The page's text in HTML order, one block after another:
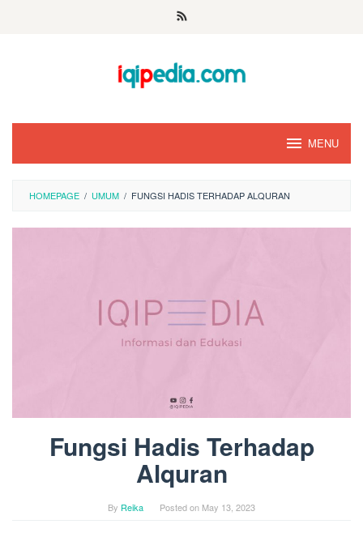
MENU
HOMEPAGE / UMUM / FUNGSI HADIS TERHADAP ALQURAN
Fungsi Hadis Terhadap
Alquran
By Reika Posted on May 13, 2023